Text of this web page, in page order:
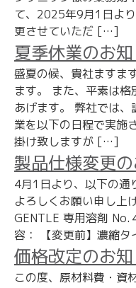
て、2025年9月1日よ
更させていただ […]
夏季休業のお
盛夏の候、貴社ますま
ます。 また、平素は
あげます。 弊社では
業を以下の日程で実施
掛け致しますが […]
製品仕様変更
4月1日より、以下の通
よろしくお願い申し
GENTLE 専用溶剤
容： 【変更前】濃縮
価格改定のお
この度、原材料費・資